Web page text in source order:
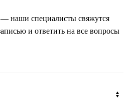
наши специалисты свяжутся
и ответить на все вопросы